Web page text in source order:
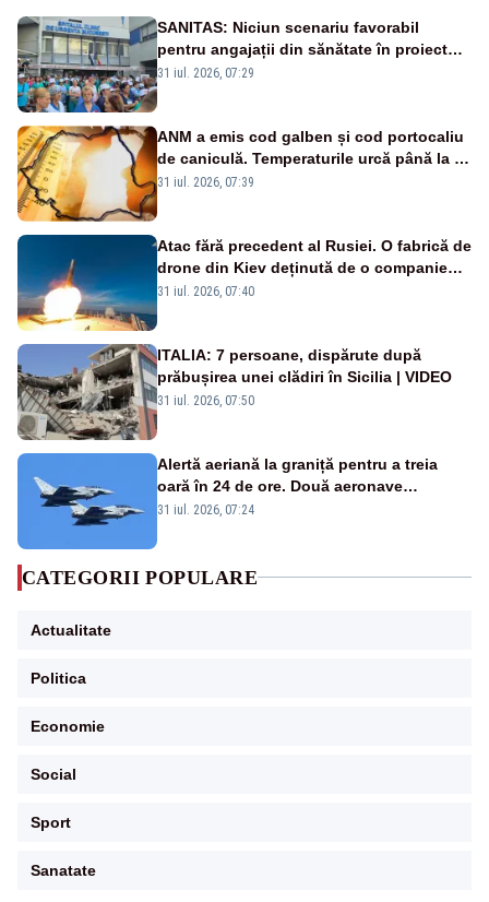
SANITAS: Niciun scenariu favorabil
pentru angajații din sănătate în proiectul
Legii salarizării
31 iul. 2026, 07:29
ANM a emis cod galben și cod portocaliu
de caniculă. Temperaturile urcă până la 38
de grade, iar nopțile devin tropicale
31 iul. 2026, 07:39
Atac fără precedent al Rusiei. O fabrică de
drone din Kiev deținută de o companie
americană, distrusă de o rachetă
31 iul. 2026, 07:40
ITALIA: 7 persoane, dispărute după
prăbușirea unei clădiri în Sicilia | VIDEO
31 iul. 2026, 07:50
Alertă aeriană la graniță pentru a treia
oară în 24 de ore. Două aeronave
Eurofighter britanice au fost ridicate de la
31 iul. 2026, 07:24
CATEGORII POPULARE
Actualitate
Politica
Economie
Social
Sport
Sanatate